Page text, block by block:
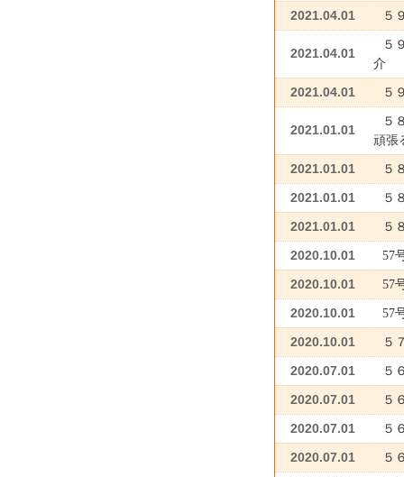
2021.04.01 ５
2021.04.01
５
介
2021.04.01 ５
2021.01.01
５
頑張
2021.01.01 ５
2021.01.01 ５
2021.01.01 ５
2020.10.01 57
2020.10.01 57
2020.10.01 57
2020.10.01 ５
2020.07.01 ５
2020.07.01 ５
2020.07.01 ５
2020.07.01 ５